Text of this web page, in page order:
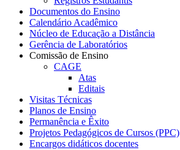
Documentos do Ensino
Calendário Acadêmico
Núcleo de Educação a Distância
Gerência de Laboratórios
Comissão de Ensino
CAGE
Atas
Editais
Visitas Técnicas
Planos de Ensino
Permanência e Êxito
Projetos Pedagógicos de Cursos (PPC)
Encargos didáticos docentes